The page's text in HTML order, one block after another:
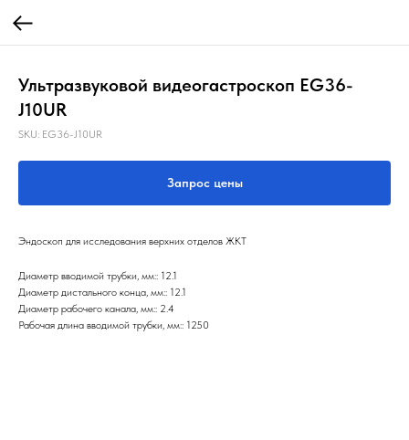
Ультразвуковой видеогастроскоп EG36-
J10UR
SKU: EG36-J10UR
Запрос цены
Эндоскоп для исследования верхних отделов ЖКТ
Диаметр вводимой трубки, мм:: 12.1
Диаметр дистального конца, мм:: 12.1
Диаметр рабочего канала, мм:: 2.4
Рабочая длина вводимой трубки, мм:: 1250